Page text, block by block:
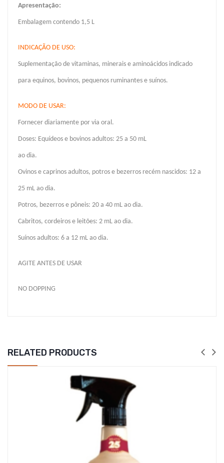
Apresentação:
Embalagem contendo 1,5 L
INDICAÇÃO DE USO:
Suplementação de vitaminas, minerais e aminoácidos indicado
para equinos, bovinos, pequenos ruminantes e suínos.
MODO DE USAR:
Fornecer diariamente por via oral.
Doses: Equídeos e bovinos adultos: 25 a 50 mL
ao dia.
Ovinos e caprinos adultos, potros e bezerros recém nascidos: 12 a
25 mL ao dia.
Potros, bezerros e pôneis: 20 a 40 mL ao dia.
Cabritos, cordeiros e leitões: 2 mL ao dia.
Suínos adultos: 6 a 12 mL ao dia.
AGITE ANTES DE USAR
NO DOPPING
RELATED PRODUCTS